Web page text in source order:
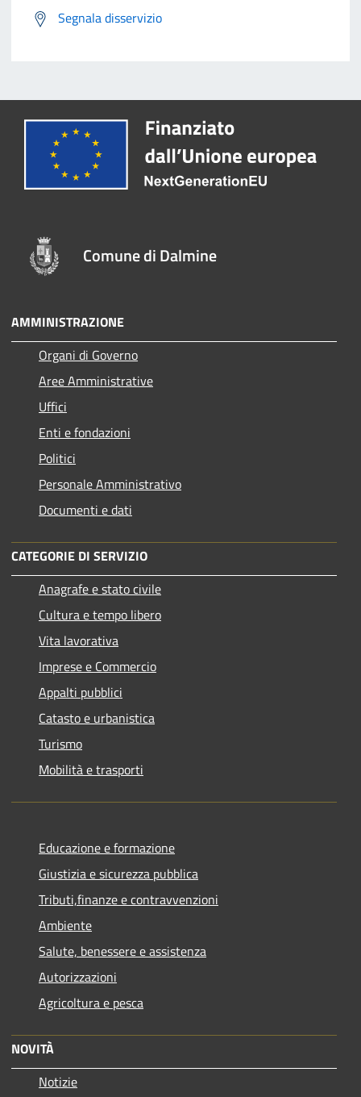
Segnala disservizio
Comune di Dalmine
AMMINISTRAZIONE
Organi di Governo
Aree Amministrative
Uffici
Enti e fondazioni
Politici
Personale Amministrativo
Documenti e dati
CATEGORIE DI SERVIZIO
Anagrafe e stato civile
Cultura e tempo libero
Vita lavorativa
Imprese e Commercio
Appalti pubblici
Catasto e urbanistica
Turismo
Mobilità e trasporti
Educazione e formazione
Giustizia e sicurezza pubblica
Tributi,finanze e contravvenzioni
Ambiente
Salute, benessere e assistenza
Autorizzazioni
Agricoltura e pesca
NOVITÀ
Notizie